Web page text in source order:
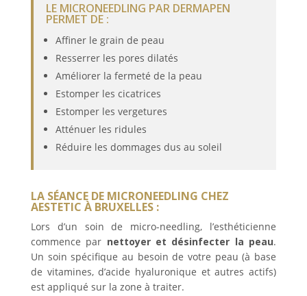
LE MICRONEEDLING PAR DERMAPEN
PERMET DE :
Affiner le grain de peau
Resserrer les pores dilatés
Améliorer la fermeté de la peau
Estomper les cicatrices
Estomper les vergetures
Atténuer les ridules
Réduire les dommages dus au soleil
LA SÉANCE DE MICRONEEDLING CHEZ
AESTETIC À BRUXELLES :
Lors d’un soin de micro-needling, l’esthéticienne
commence par nettoyer et désinfecter la peau.
Un soin spécifique au besoin de votre peau (à base
de vitamines, d’acide hyaluronique et autres actifs)
est appliqué sur la zone à traiter.